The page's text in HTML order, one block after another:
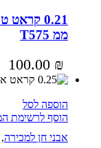
ממ T575
100.00 ₪
הוספה לסל
הוסף לרשימת
אבני חן למכירה,